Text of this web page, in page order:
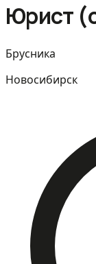
Юрист
Брусника
Новосибирск